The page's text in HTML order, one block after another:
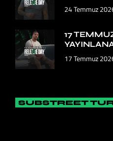
24 Temmuz
17
17 Temmuz
SUBSTREET